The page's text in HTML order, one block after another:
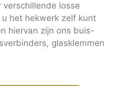
losse
het hekwerk zelf kunt
hiervan zijn ons buis-
glasklemmen